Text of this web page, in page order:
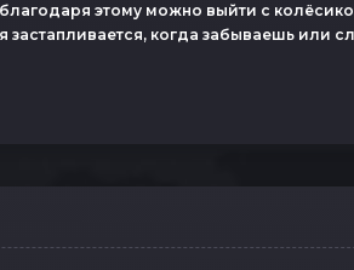
этому можно выйти с
застапливается, когда забываешь или